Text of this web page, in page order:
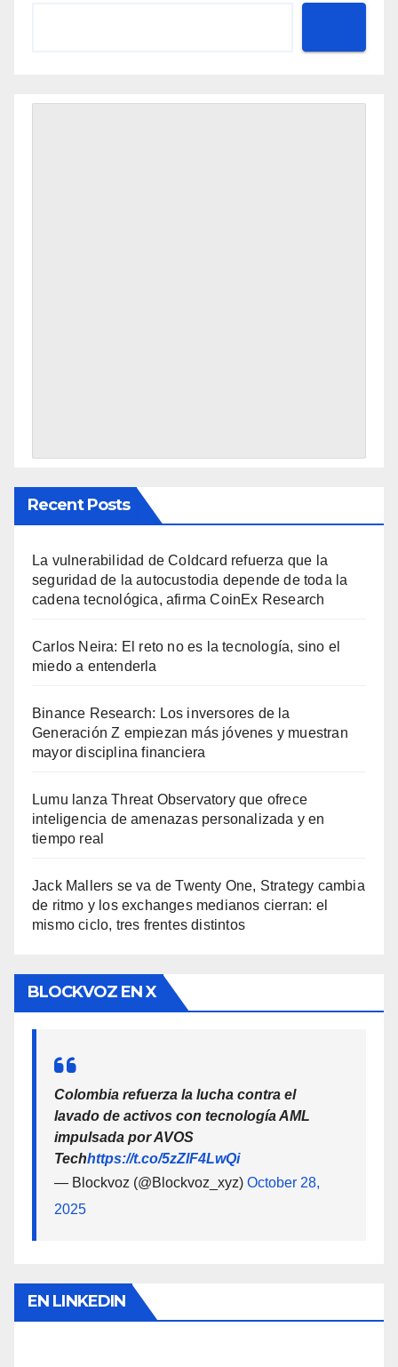
Recent Posts
La vulnerabilidad de Coldcard refuerza que la
seguridad de la autocustodia depende de toda la
cadena tecnológica, afirma CoinEx Research
Carlos Neira: El reto no es la tecnología, sino el
miedo a entenderla
Binance Research: Los inversores de la
Generación Z empiezan más jóvenes y muestran
mayor disciplina financiera
Lumu lanza Threat Observatory que ofrece
inteligencia de amenazas personalizada y en
tiempo real
Jack Mallers se va de Twenty One, Strategy cambia
de ritmo y los exchanges medianos cierran: el
mismo ciclo, tres frentes distintos
BLOCKVOZ EN X
Colombia refuerza la lucha contra el
lavado de activos con tecnología AML
impulsada por AVOS
Techhttps://t.co/5zZlF4LwQi
— Blockvoz (@Blockvoz_xyz) October 28,
2025
EN LINKEDIN